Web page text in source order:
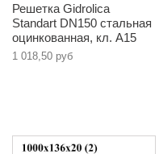
Решетка Gidrolica
Standart DN150 стальная
оцинкованная, кл. A15
1 018,50 руб